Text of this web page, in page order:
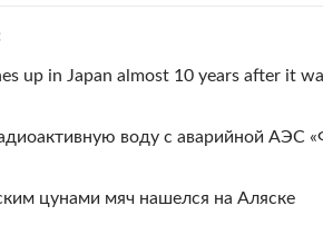
up in Japan almost 10 years after it
воду с аварийной АЭС
цунами мяч нашелся на Аляске